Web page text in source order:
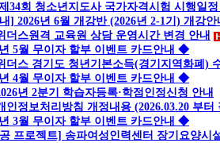
34회 청소년지도사 국가자격시험 시행일
] 2026년 6월 개강반 (2026년 2-1기) 개강안
더스원격 교육원 상담 운영시간 변경 안내
5월 무이자 할부 이벤트 카드안내 ◆
더스 경기도 청년기본소득(경기지역화폐)
4월 무이자 할부 이벤트 카드안내 ◆
년 2분기 학습자등록·학점인정신청 안내
인정보처리방침 개정내용 (2026.03.20 부터
3월 무이자 할부 이벤트 카드안내 ◆
프로젝트] 송파여성인력센터 장기요양시